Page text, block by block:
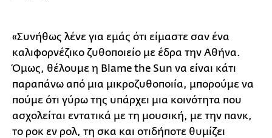
«Συνήθως λένε για εμάς ότι είμαστε σαν ένα
καλιφορνέζικο ζυθοποιείο με έδρα την Αθήνα.
Όμως, θέλουμε η Blame the Sun να είναι κάτι
παραπάνω από μια μικροζυθοποιία, μπορούμε να
πούμε ότι γύρω της υπάρχει μια κοινότητα που
ασχολείται εντατικά με τη μουσική, με την πανκ,
το ροκ εν ρολ, τη σκα και οτιδήποτε θυμίζει